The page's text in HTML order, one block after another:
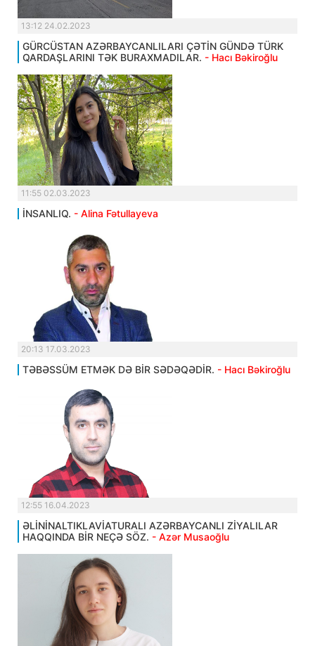
13:12 24.02.2023
GÜRCÜSTAN AZƏRBAYCANLILARI ÇƏTİN GÜNDƏ TÜRK
QARDAŞLARINI TƏK BURAXMADILAR. - Hacı Bəkiroğlu
11:55 02.03.2023
İNSANLIQ. - Alina Fətullayeva
20:13 17.03.2023
TƏBƏSSÜM ETMƏK DƏ BİR SƏDƏQƏDİR. - Hacı Bəkiroğlu
12:55 16.04.2023
ƏLİNİNALTIKLAVİATURALI AZƏRBAYCANLI ZİYALILAR
HAQQINDA BİR NEÇƏ SÖZ. - Azər Musaoğlu